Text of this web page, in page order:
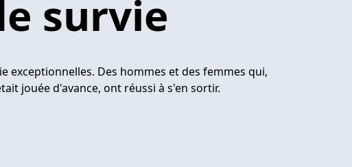
survie
exceptionnelles. Des hommes et des femmes qui,
jouée d'avance, ont réussi à s'en sortir.